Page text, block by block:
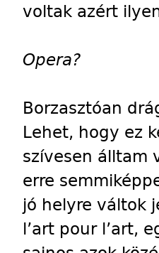
voltak azért
Opera?
Borzasztóan
Lehet, hogy ez
szívesen álltam
erre
jó helyre váltok
l’art pour l’art,